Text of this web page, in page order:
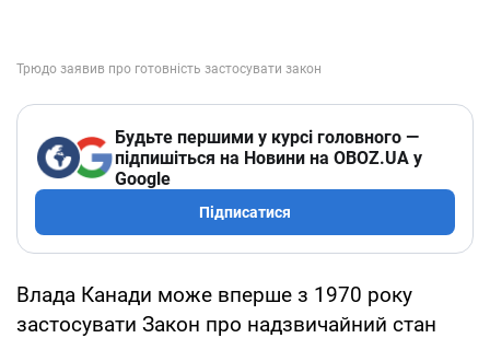
Будьте першими у курсі головного —
підпишіться на Новини на OBOZ.UA у
Google
Підписатися
Влада Канади може вперше з 1970 року
застосувати Закон про надзвичайний стан